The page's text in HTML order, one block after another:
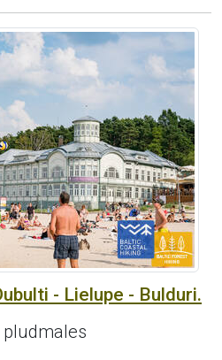
- Lielupe - Bulduri.
pludmales